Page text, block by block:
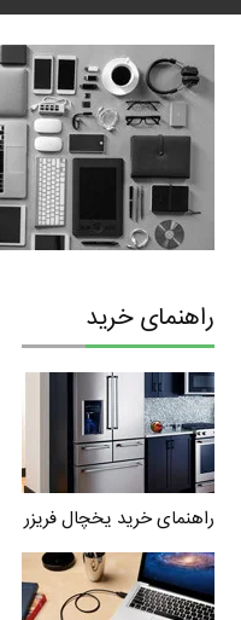
راهنمای خرید
راهنمای خرید یخچال فریزر